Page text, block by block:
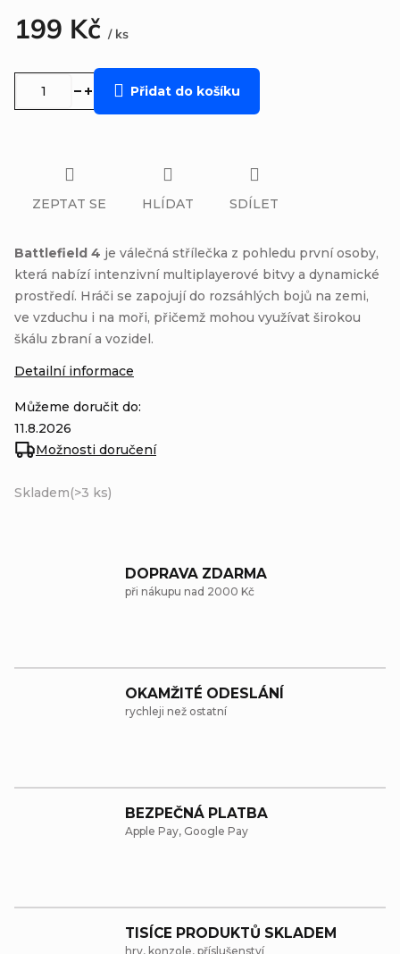
199 Kč / ks
Skladem(>3 ks)
Můžeme doručit do:
11.8.2026
Možnosti doručení
Přidat do košíku
Battlefield 4 je válečná střílečka z pohledu první osoby,
která nabízí intenzivní multiplayerové bitvy a dynamické
prostředí. Hráči se zapojují do rozsáhlých bojů na zemi,
ve vzduchu i na moři, přičemž mohou využívat širokou
škálu zbraní a vozidel.
Detailní informace
ZEPTAT SE HLÍDAT SDÍLET
DOPRAVA ZDARMA
při nákupu nad 2000 Kč
OKAMŽITÉ ODESLÁNÍ
rychleji než ostatní
BEZPEČNÁ PLATBA
Apple Pay, Google Pay
TISÍCE PRODUKTŮ SKLADEM
hry, konzole, příslušenství